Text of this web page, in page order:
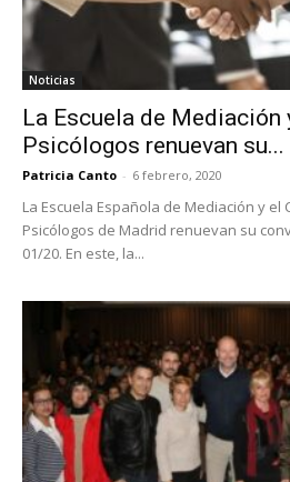
Noticias
La Escuela de Mediación
Psicólogos renuevan su...
Patricia Canto - 6 febrero, 2020
La Escuela Española de Mediación y el
Psicólogos de Madrid renuevan su
01/20. En este, la...